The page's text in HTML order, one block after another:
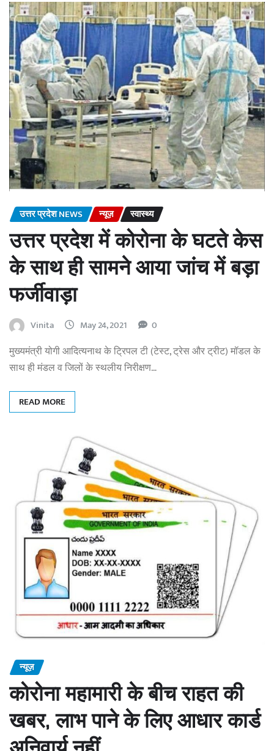
उत्तर प्रदेश NEWS न्यूज़ स्वास्थ्य
उत्तर प्रदेश में कोरोना के घटते केस
के साथ ही सामने आया जांच में बड़ा
फर्जीवाड़ा
Vinita May 24, 2021 0
मुख्यमंत्री योगी आदित्यनाथ के ट्रिपल टी (टेस्ट, ट्रेस और ट्रीट) मॉडल के
साथ ही मंडल व जिलों के स्थलीय निरीक्षण…
READ MORE
न्यूज़
कोरोना महामारी के बीच राहत की
खबर, लाभ पाने के लिए आधार कार्ड